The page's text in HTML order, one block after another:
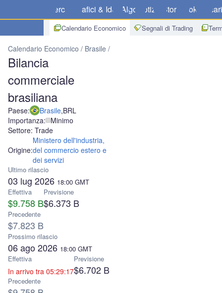
Mercati Grafici & Idee Algo Notizie Store Broker
Calendario Economico Segnali di Trading
Calendario Economico Brasile
Bilancia
commerciale
brasiliana
Paese: Brasile,BRL
Importanza: Minimo
Settore: Trade
Origine:
Ministero dell'industria,
del commercio estero e
dei servizi
Ultimo rilascio
03 lug 2026 18:00 GMT
Effettiva
$9.758 B
Previsione
$6.373 B
Precedente
$7.823 B
Prossimo rilascio
06 ago 2026 18:00 GMT
Effettiva
In arrivo tra 05:29:17
Previsione
$6.702 B
Precedente